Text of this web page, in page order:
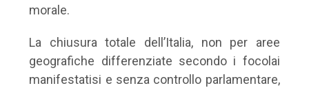
morale.
La chiusura totale dell’Italia, non per aree
geografiche differenziate secondo i focolai
manifestatisi e senza controllo parlamentare,